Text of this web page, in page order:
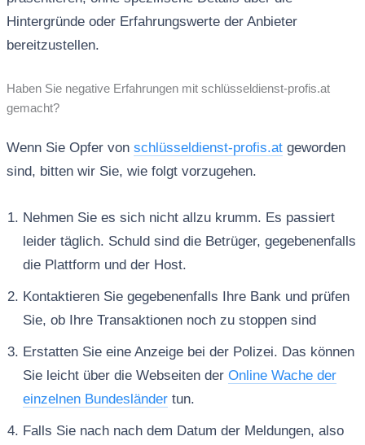
Hintergründe oder Erfahrungswerte der Anbieter
bereitzustellen.
Haben Sie negative Erfahrungen mit schlüsseldienst-profis.at
gemacht?
Wenn Sie Opfer von schlüsseldienst-profis.atgeworden
sind, bitten wir Sie, wie folgt vorzugehen.
Nehmen Sie es sich nicht allzu krumm. Es passiert
leider täglich. Schuld sind die Betrüger, gegebenenfalls
die Plattform und der Host.
Kontaktieren Sie gegebenenfalls Ihre Bank und prüfen
Sie, ob Ihre Transaktionen noch zu stoppen sind
Erstatten Sie eine Anzeige bei der Polizei. Das können
Sie leicht über die Webseiten der Online Wache der
einzelnen Bundesländertun.
Falls Sie nach nach dem Datum der Meldungen, also